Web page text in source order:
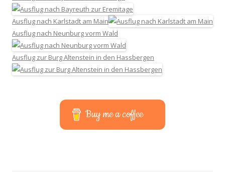
Ausflug nach Karlstadt am Main
Ausflug nach Neunburg vorm Wald
Ausflug zur Burg Altenstein in den Hassbergen
Buy me a coffee